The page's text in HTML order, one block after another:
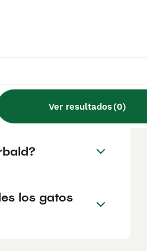
Ver resultados(0)
a su pelaje único. La
y prevenir la
gatos
los gatos